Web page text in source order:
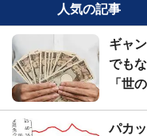
人気の記事
ギャ
でも
「世
パカ